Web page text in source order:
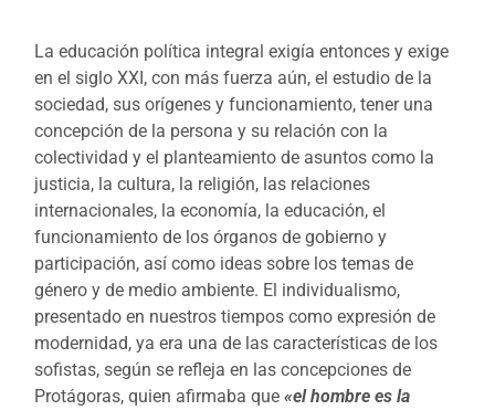
La educación política integral exigía entonces y exige
en el siglo XXI, con más fuerza aún, el estudio de la
sociedad, sus orígenes y funcionamiento, tener una
concepción de la persona y su relación con la
colectividad y el planteamiento de asuntos como la
justicia, la cultura, la religión, las relaciones
internacionales, la economía, la educación, el
funcionamiento de los órganos de gobierno y
participación, así como ideas sobre los temas de
género y de medio ambiente. El individualismo,
presentado en nuestros tiempos como expresión de
modernidad, ya era una de las características de los
sofistas, según se refleja en las concepciones de
Protágoras, quien afirmaba que«el hombre es la